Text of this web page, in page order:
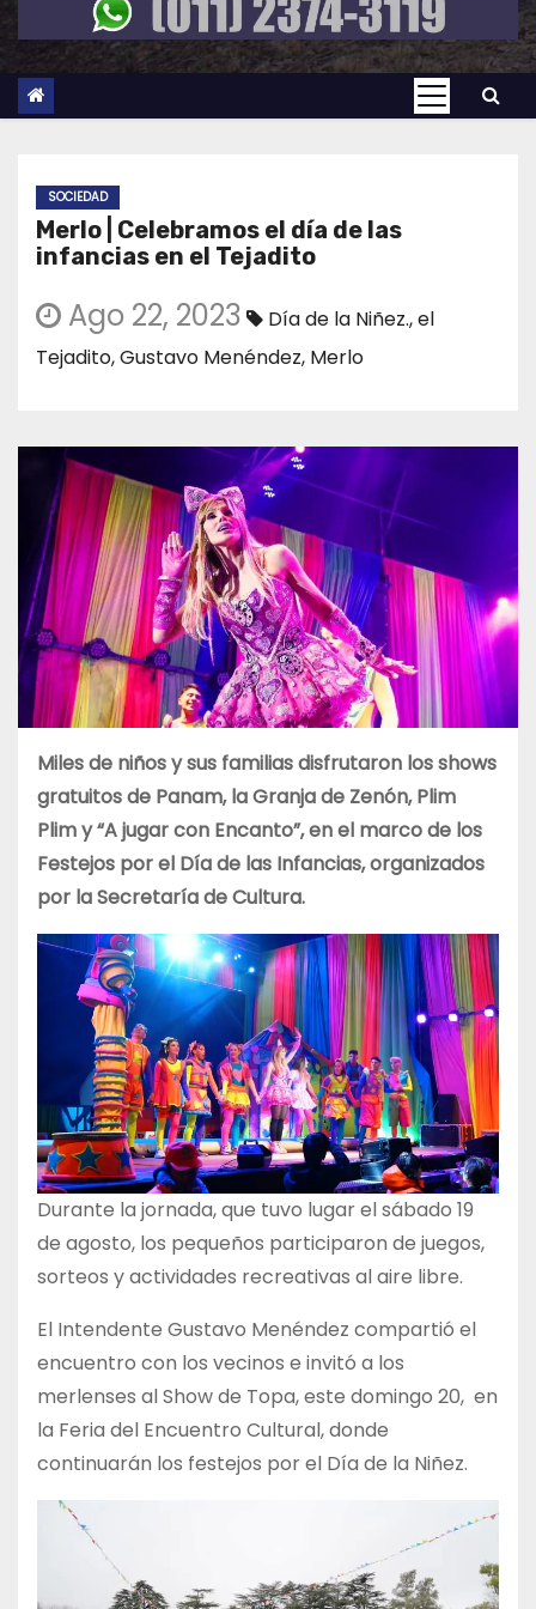
SOCIEDAD
Merlo | Celebramos el día de las
infancias en el Tejadito
Ago 22, 2023 Día de la Niñez.,el
Tejadito,Gustavo Menéndez, Merlo
Miles de niños y sus familias disfrutaron los shows
gratuitos de Panam, la Granja de Zenón, Plim
Plim y “A jugar con Encanto”, en el marco de los
Festejos por el Día de las Infancias, organizados
por la Secretaría de Cultura.
Durante la jornada, que tuvo lugar el sábado 19
de agosto, los pequeños participaron de juegos,
sorteos y actividades recreativas al aire libre.
El Intendente Gustavo Menéndez compartió el
encuentro con los vecinos e invitó a los
merlenses al Show de Topa, este domingo 20, en
la Feria del Encuentro Cultural, donde
continuarán los festejos por el Día de la Niñez.